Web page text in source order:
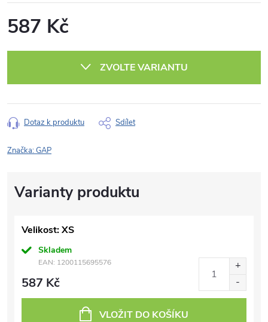
587 Kč
ZVOLTE VARIANTU
Dotaz k produktu Sdílet
Značka:GAP
Velikost: XS
Skladem
EAN: 1200115695576
587 Kč
VLOŽIT DO KOŠÍKU